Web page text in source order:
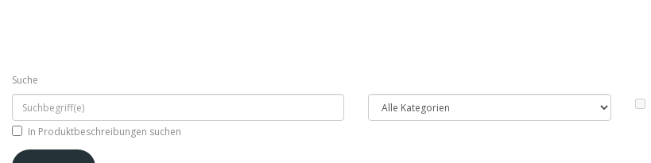
Suche
In Produktbeschreibungen suchen